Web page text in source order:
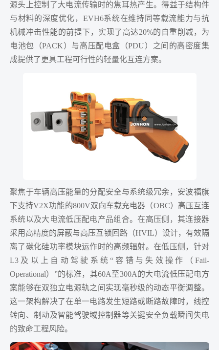
源头上控制了大电流传输时的焦耳热产生。得益于结构件
与材料的深度优化，EVH6系统在维持同等载流能力与抗
机械冲击性能的前提下，实现了高达20%的自重削减，为
电池包（PACK）与高压配电盒（PDU）之间的高密度集
成提供了更具工程可行性的轻量化互连方案。
聚焦于车辆高压能量的分配安全与系统级冗余，安波福旗
下支持V2X功能的800V双向车载充电器（OBC）高压互连
系统以及大电流低压配电产品组合。在高压侧，其连接器
采用高精度的屏蔽与高压互锁回路（HVIL）设计，有效隔
离了碳化硅功率模块运作时的高频辐射。在低压侧，针对
L3及以上自动驾驶系统“容错与失效操作（Fail-
Operational）”的标准，其60A至300A的大电流低压配电方
案能够在双独立电源轨之间实现毫秒级的动态平衡调整。
这一架构解决了在单一电路发生短路或断路故障时，线控
转向、制动及智能驾驶域控制器等关键安全负载瞬间失电
的致命工程风险。